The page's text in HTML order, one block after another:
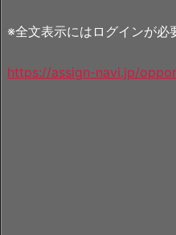
※全文表示にはログインが必
https://assign-navi.jp/